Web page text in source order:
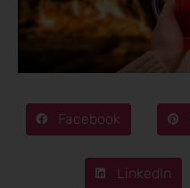
Facebook
LinkedIn